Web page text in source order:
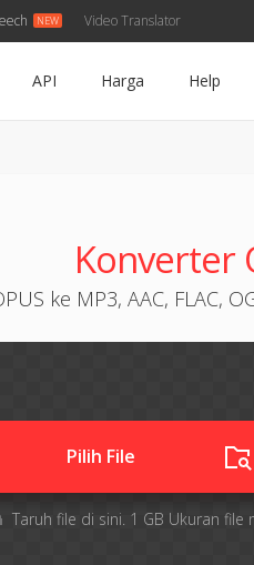
Video Translator
API Harga Help
Konverter
ke MP3, AAC, FLAC,
Pilih File
Taruh file di sini. 1 GB Ukuran file